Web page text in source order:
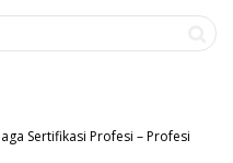
Sertifikasi Profesi – Profesi